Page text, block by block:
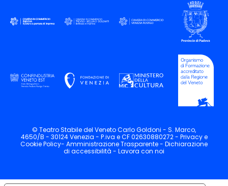
© Teatro Stabile del Veneto Carlo Goldoni - S. Marco,
4650/B - 30124 Venezia - P.iva e CF 02630880272 - Privacye
CookiePolicy- Amministrazione Trasparente - Dichiarazione
di accessibilità - Lavora con noi